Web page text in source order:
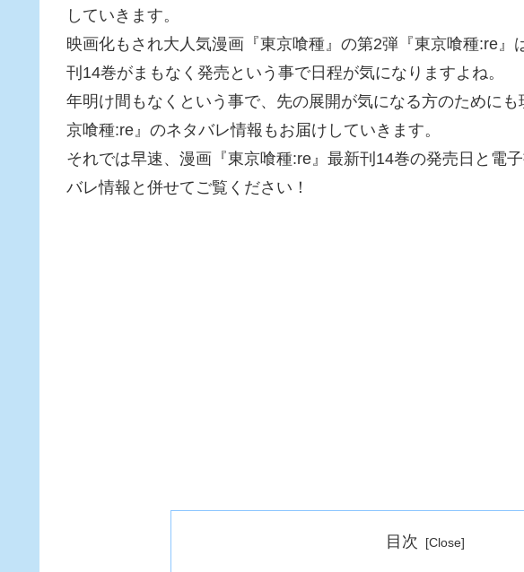
していきます。
映画化もされ大人気漫画『東京喰種』の第2弾『東京喰種:re』
刊14巻がまもなく発売という事で日程が気になりますよね。
年明け間もなくという事で、先の展開が気になる方のために
京喰種:re』のネタバレ情報もお届けしていきます。
それでは早速、漫画『東京喰種:re』最新刊14巻の発売日と電
バレ情報と併せてご覧ください！
目次